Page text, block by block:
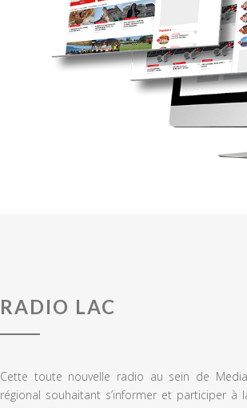
RADIO LAC
Cette toute nouvelle radio au sein de
régional souhaitant s’informer et participer à